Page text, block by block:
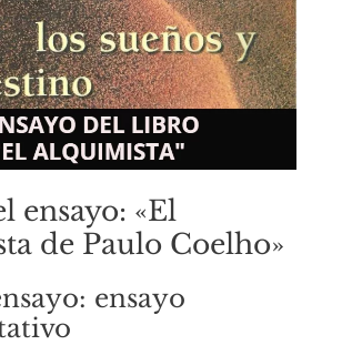
ensayo: «El
de Paulo Coelho»
ensayo